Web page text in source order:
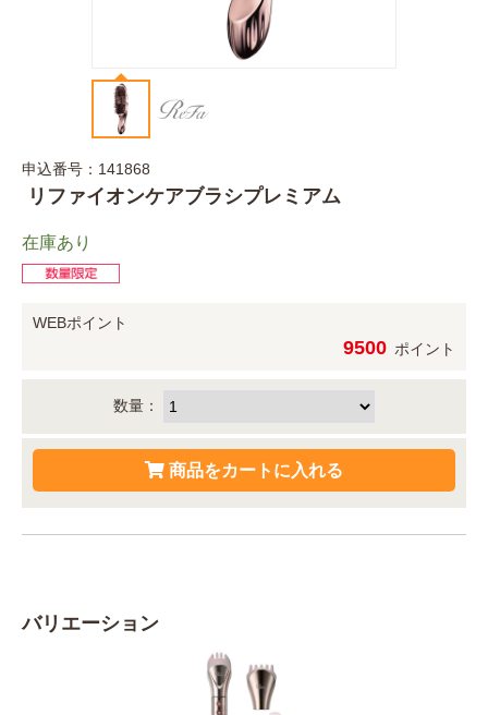
申込番号：141868
リファイオンケアブラシプレミアム
在庫あり
WEBポイント
9500 ポイント
数量：
バリエーション